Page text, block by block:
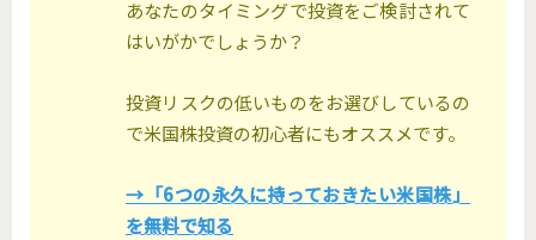
あなたのタイミングで投資をご検討されて
はいがかでしょうか？
投資リスクの低いものをお選びしているの
で米国株投資の初心者にもオススメです。
→「6つの永久に持っておきたい米国株」
を無料で知る